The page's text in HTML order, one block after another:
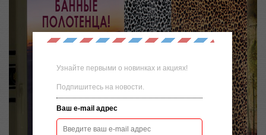
Узнайте первыми о новинках и акциях!
Подпишитесь на новости.
Ваш e-mail адрес